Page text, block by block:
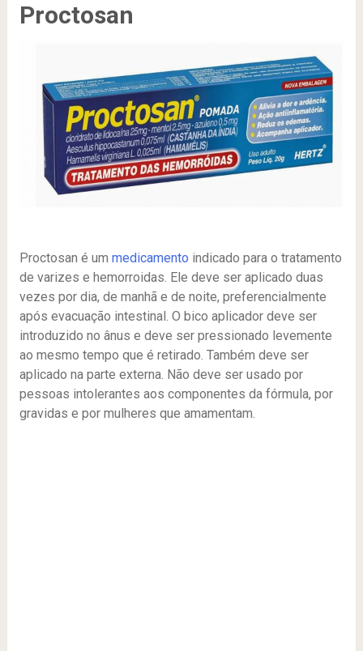
Proctosan
Proctosan é um medicamento indicado para o tratamento
de varizes e hemorroidas. Ele deve ser aplicado duas
vezes por dia, de manhã e de noite, preferencialmente
após evacuação intestinal. O bico aplicador deve ser
introduzido no ânus e deve ser pressionado levemente
ao mesmo tempo que é retirado. Também deve ser
aplicado na parte externa. Não deve ser usado por
pessoas intolerantes aos componentes da fórmula, por
gravidas e por mulheres que amamentam.